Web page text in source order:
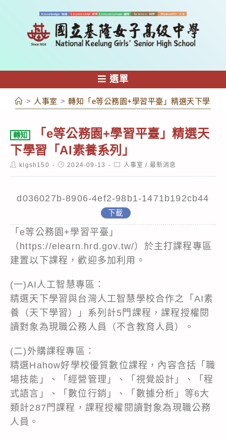
容
選單
> 人事室 > 轉知「e等公務園+學習平臺」精選天下學習
轉知
「e等公務園+學習平臺」精選天
下學習「AI素養系列」
Postklgsh150
Post2024-09-13
Post人事室 / 最新消息
d036027b-8906-4ef2-98b1-1471b192cb44
下載
「e等公務園+學習平臺」
（https://elearn.hrd.gov.tw/）於主打課程專區
建置以下課程，歡迎多加利用。
(一)AI人工智慧專區：
精選天下學習與台灣人工智慧學校合作之「AI素
養（天下學習）」系列計5門課程，課程授權閱
讀對象為現職公務人員（不含教育人員）。
(二)外購課程專區：
精選Hahow好學校優質數位課程，內容含括「職
場技能」、「經營管理」、「視覺設計」、「程
式語言」、「數位行銷」、「數據分析」等6大
類計287門課程，課程授權閱讀對象為現職公務
人員。